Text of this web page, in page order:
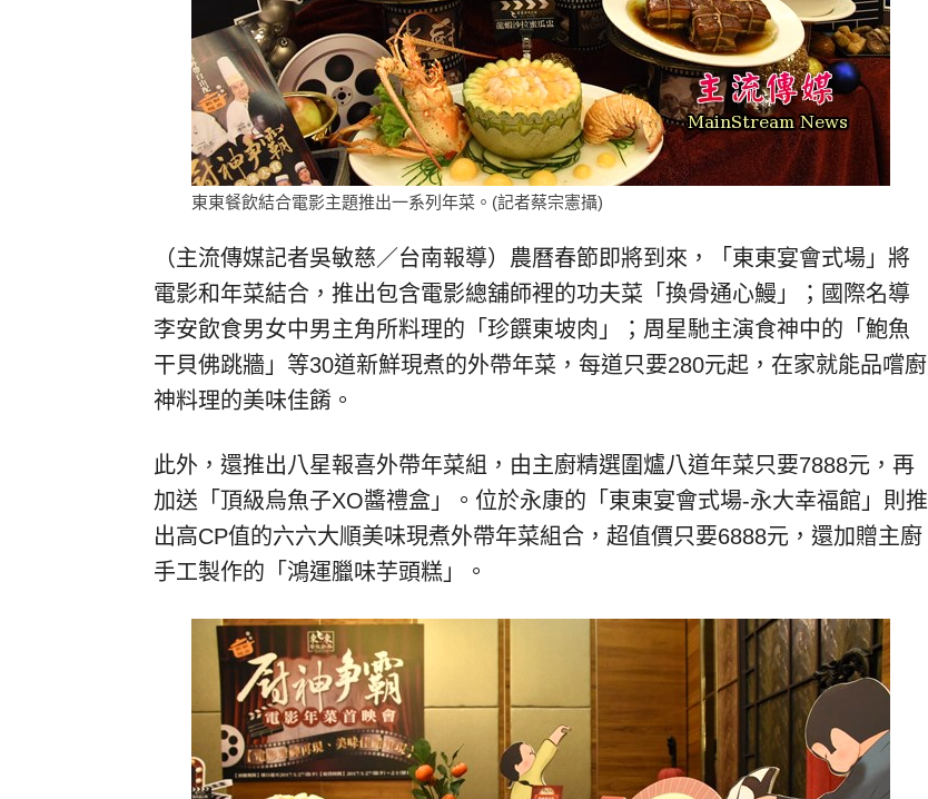
東東餐飲結合電影主題推出一系列年菜。(記者蔡宗憲攝)
（主流傳媒記者吳敏慈／台南報導）農曆春節即將到來，「東東宴會式場」將
電影和年菜結合，推出包含電影總舖師裡的功夫菜「換骨通心鰻」；國際名導
李安飲食男女中男主角所料理的「珍饌東坡肉」；周星馳主演食神中的「鮑魚
干貝佛跳牆」等30道新鮮現煮的外帶年菜，每道只要280元起，在家就能品嚐廚
神料理的美味佳餚。
此外，還推出八星報喜外帶年菜組，由主廚精選圍爐八道年菜只要7888元，再
加送「頂級烏魚子XO醬禮盒」。位於永康的「東東宴會式場-永大幸福館」則推
出高CP值的六六大順美味現煮外帶年菜組合，超值價只要6888元，還加贈主廚
手工製作的「鴻運臘味芋頭糕」。